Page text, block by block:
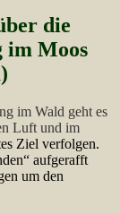
die
im Moos
im Wald geht es
Luft und im
Ziel verfolgen.
aufgerafft
um den